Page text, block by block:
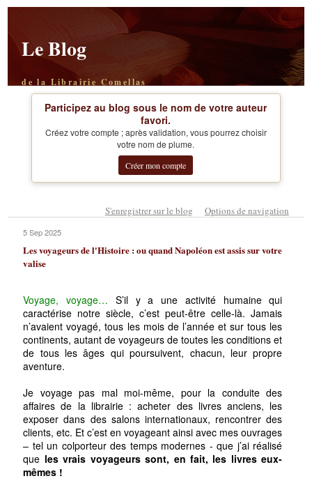
Le Blog
de la Librairie Comellas
Participez au blog sous le nom de votre auteur
favori.
Créez votre compte ; après validation, vous pourrez choisir
votre nom de plume.
Créer mon compte
S'enregistrer sur le blog Options de navigation
5 Sep 2025
Les voyageurs de l'Histoire : ou quand Napoléon est assis sur votre
valise
Voyage, voyage… S’il y a une activité humaine qui
caractérise notre siècle, c’est peut-être celle-là. Jamais
n’avaient voyagé, tous les mois de l’année et sur tous les
continents, autant de voyageurs de toutes les conditions et
de tous les âges qui poursuivent, chacun, leur propre
aventure.
Je voyage pas mal moi-même, pour la conduite des
affaires de la librairie : acheter des livres anciens, les
exposer dans des salons internationaux, rencontrer des
clients, etc. Et c’est en voyageant ainsi avec mes ouvrages
– tel un colporteur des temps modernes - que j’ai réalisé
que les vrais voyageurs sont, en fait, les livres eux-
mêmes !